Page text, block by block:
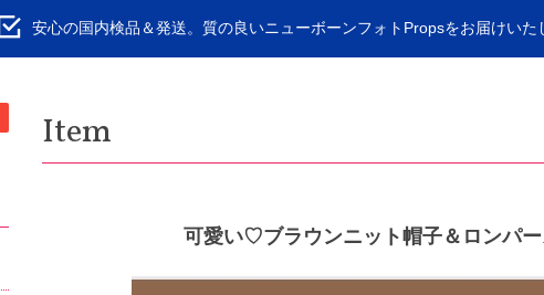
安心の国内検品＆発送。質の良いニューボーンフォトPropsをお届けいた
Item
可愛い♡ブラウンニット帽子＆ロンパ